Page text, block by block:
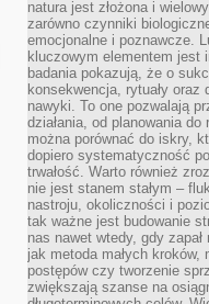
natura jest złożona i
zarówno czynniki
emocjonalne i poznawcze.
kluczowym elementem jest
badania pokazują, że o
konsekwencja, rytuały oraz
nawyki. To one pozwalają
działania, od planowania
można porównać do iskry,
dopiero systematyczność
trwałość. Warto również
nie jest stanem stałym –
nastroju, okoliczności i
tak ważne jest budowanie
nas nawet wtedy, gdy
jak metoda małych kroków,
postępów czy tworzenie
zwiększają szanse na